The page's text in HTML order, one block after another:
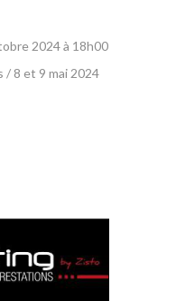
2024 à 18h00
/ 8 et 9 mai 2024